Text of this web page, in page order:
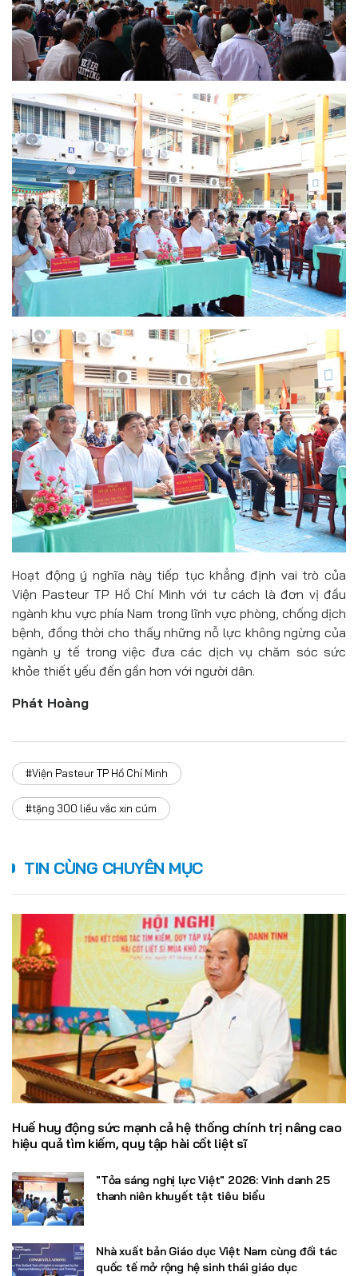
Hoạt động ý nghĩa này tiếp tục khẳng định vai trò của
Viện Pasteur TP Hồ Chí Minh với tư cách là đơn vị đầu
ngành khu vực phía Nam trong lĩnh vực phòng, chống dịch
bệnh, đồng thời cho thấy những nỗ lực không ngừng của
ngành y tế trong việc đưa các dịch vụ chăm sóc sức
khỏe thiết yếu đến gần hơn với người dân.
Phát Hoàng
#Viện Pasteur TP Hồ Chí Minh
#tặng 300 liều vắc xin cúm
TIN CÙNG CHUYÊN MỤC
Huế huy động sức mạnh cả hệ thống chính trị nâng cao
hiệu quả tìm kiếm, quy tập hài cốt liệt sĩ
"Tỏa sáng nghị lực Việt" 2026: Vinh danh 25
thanh niên khuyết tật tiêu biểu
Nhà xuất bản Giáo dục Việt Nam cùng đối tác
quốc tế mở rộng hệ sinh thái giáo dục